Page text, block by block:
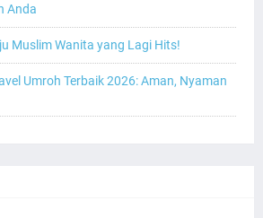
Anda
Muslim Wanita yang Lagi Hits!
Umroh Terbaik 2026: Aman, Nyaman